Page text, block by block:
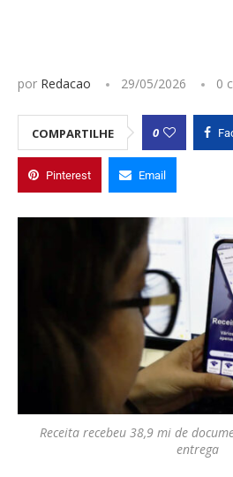
por Redacao 29/05/2026 0
COMPARTILHE 0
Pinterest Email
Receita recebeu 38,9 mi de
entrega